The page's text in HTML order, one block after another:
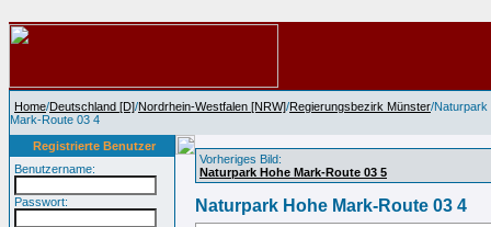
Home/Deutschland [D]/Nordrhein-Westfalen [NRW]/Regierungsbezirk Münster/Naturpark
Mark-Route 03 4
Registrierte Benutzer
Benutzername:
Passwort:
Vorheriges Bild:
Naturpark Hohe Mark-Route 03 5
Naturpark Hohe Mark-Route 03 4